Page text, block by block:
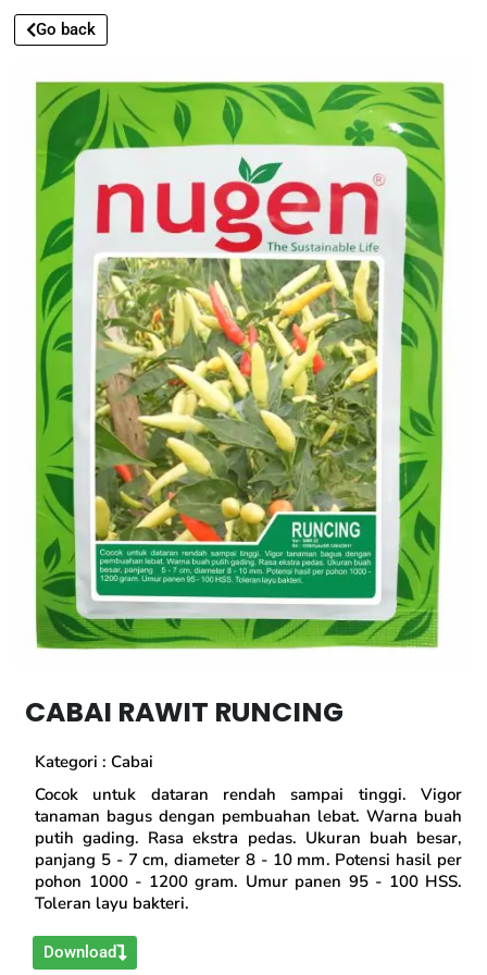
Go back
CABAI RAWIT RUNCING
Kategori : Cabai
Cocok untuk dataran rendah sampai tinggi. Vigor
tanaman bagus dengan pembuahan lebat. Warna buah
putih gading. Rasa ekstra pedas. Ukuran buah besar,
panjang 5 - 7 cm, diameter 8 - 10 mm. Potensi hasil per
pohon 1000 - 1200 gram. Umur panen 95 - 100 HSS.
Toleran layu bakteri.
Download